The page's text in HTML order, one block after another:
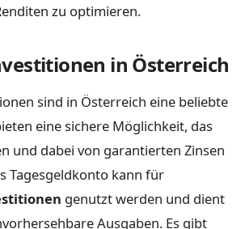
zu optimieren.
in Österreich
sind in Österreich eine beliebte
eine sichere Möglichkeit, das
und dabei von garantierten Zinsen
Tagesgeldkonto kann für
genutzt werden und dient
Ausgaben. Es gibt